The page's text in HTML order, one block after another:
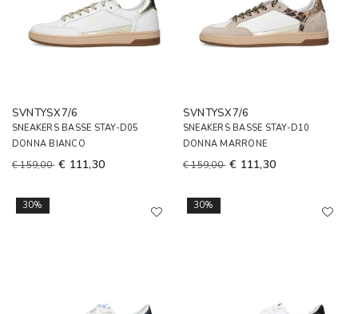
SVNTYSX7/6
SNEAKERS BASSE STAY-D05
DONNA BIANCO
€ 159,00 € 111,30
SVNTYSX7/6
SNEAKERS BASSE STAY-D10
DONNA MARRONE
€ 159,00 € 111,30
30% 30%